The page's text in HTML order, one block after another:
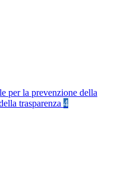
per la prevenzione della
trasparenza 4